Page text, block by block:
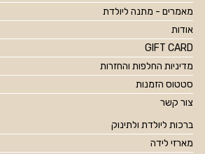
מאמרים - מתנה ליולדת
אודות
GIFT CARD
מדיניות החלפות והחזרות
סטטוס הזמנות
צור קשר
ברכות ליולדת ולתינוק
מארזי לידה